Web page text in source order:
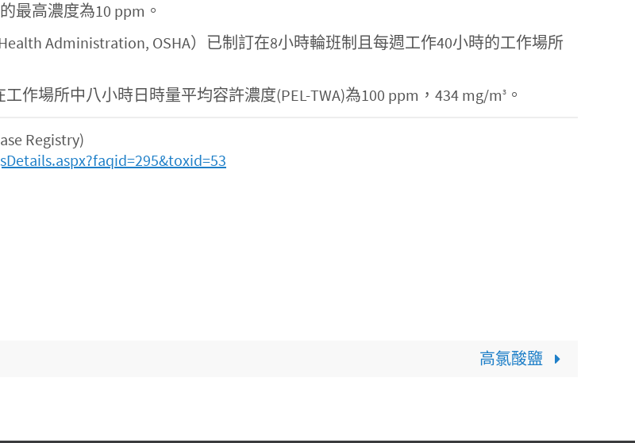
最高濃度為10 ppm。
Administration, OSHA）已制訂在8小時輪班制且每週工作40小時的工作場所
作場所中八小時日時量平均容許濃度(PEL-TWA)為100 ppm，434 mg/m3 。
Registry)
高氯酸鹽